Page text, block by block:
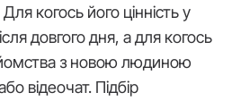
когось його цінність у
довгого дня, а для когось
з новою людиною
відеочат. Підбір